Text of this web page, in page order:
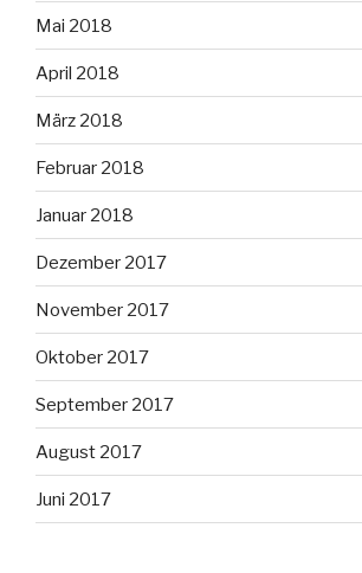
Mai 2018
April 2018
März 2018
Februar 2018
Januar 2018
Dezember 2017
November 2017
Oktober 2017
September 2017
August 2017
Juni 2017